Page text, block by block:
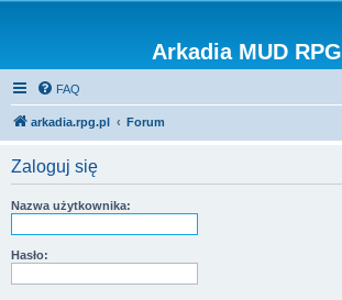
Arkadia MUD RPG
FAQ
arkadia.rpg.pl Forum
Zaloguj się
Nazwa użytkownika:
Hasło: